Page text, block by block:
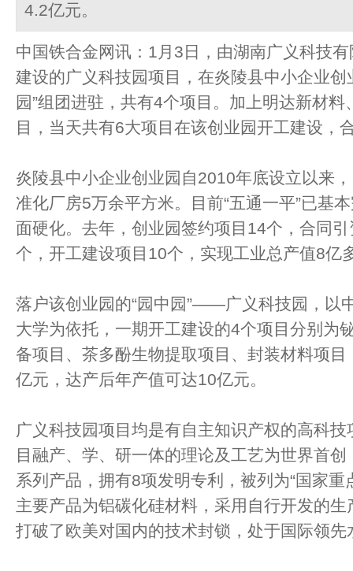
4.2亿元。
中国铁合金网讯：1月3日，由湖南广义科技
建设的广义科技园项目，在炎陵县中小企业创
园”组团进驻，共有4个项目。加上明达新材
目，当天共有6大项目在该创业园开工建设，
炎陵县中小企业创业园自2010年底设立以来
准化厂房5万余平方米。目前“五通一平”已基
面硬化。去年，创业园签约项目14个，合同
个，开工建设项目10个，实现工业总产值8亿
落户该创业园的“园中园”——广义科技园，以
大学为依托，一期开工建设的4个项目分别为
备项目、茶多酚生物提取项目、封装材料项
亿元，达产后年产值可达10亿元。
广义科技园项目均是有自主知识产权的高科
目融产、学、研一体的理论及工艺为世界首
系列产品，拥有8项发明专利，被列为“国家重
主要产品为铝碳化硅材料，采用自行开发的
打破了欧美对国内的技术封锁，处于国际领先